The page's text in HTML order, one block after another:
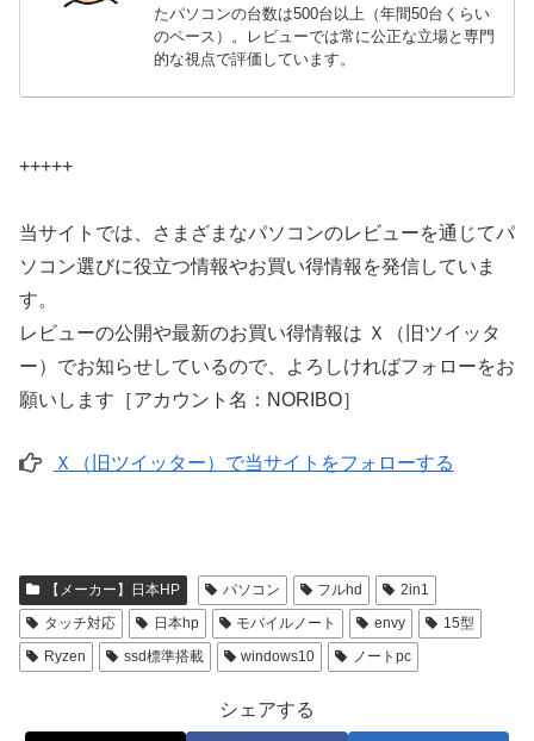
たパソコンの台数は500台以上（年間50台くらい
のペース）。レビューでは常に公正な立場と専門
的な視点で評価しています。
+++++
当サイトでは、さまざまなパソコンのレビューを通じてパ
ソコン選びに役立つ情報やお買い得情報を発信していま
す。
レビューの公開や最新のお買い得情報は Ｘ（旧ツイッタ
ー）でお知らせしているので、よろしければフォローをお
願いします［アカウント名：NORIBO］
Ｘ（旧ツイッター）で当サイトをフォローする
【メーカー】日本HP パソコン フルhd
2in1
タッチ対応
日本hp モバイルノート envy
15型
Ryzen
ssd標準搭載 windows10 ノートpc
シェアする